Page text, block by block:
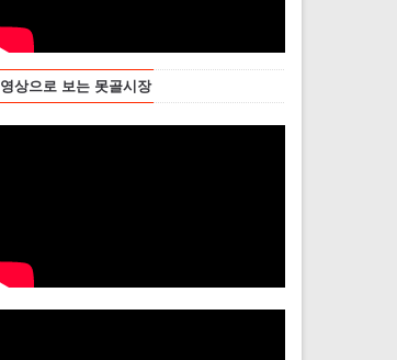
영상으로 보는 못골시장